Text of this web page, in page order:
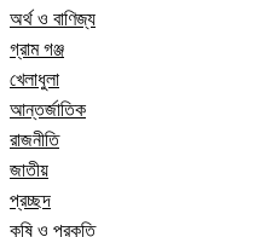
অর্থ ও বাণিজ্য
গ্রাম গঞ্জ
খেলাধুলা
আন্তর্জাতিক
রাজনীতি
জাতীয়
প্রচ্ছদ
কৃষি ও প্রকৃতি